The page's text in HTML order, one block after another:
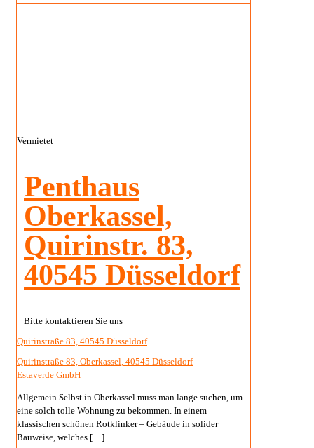
Vermietet
Penthaus
Oberkassel,
Quirinstr. 83,
40545 Düsseldorf
Bitte kontaktieren Sie uns
Quirinstraße 83, 40545 Düsseldorf
Quirinstraße 83, Oberkassel, 40545 Düsseldorf
Estaverde GmbH
Allgemein Selbst in Oberkassel muss man lange suchen, um
eine solch tolle Wohnung zu bekommen. In einem
klassischen schönen Rotklinker – Gebäude in solider
Bauweise, welches […]